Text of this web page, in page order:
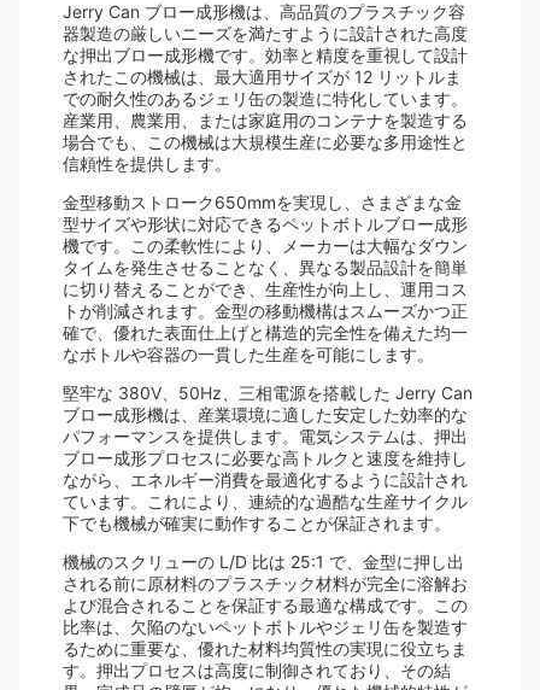
Jerry Can ブロー成形機は、高品質のプラスチック容
器製造の厳しいニーズを満たすように設計された高度
な押出ブロー成形機です。効率と精度を重視して設計
されたこの機械は、最大適用サイズが 12 リットルま
での耐久性のあるジェリ缶の製造に特化しています。
産業用、農業用、または家庭用のコンテナを製造する
場合でも、この機械は大規模生産に必要な多用途性と
信頼性を提供します。
金型移動ストローク650mmを実現し、さまざまな金
型サイズや形状に対応できるペットボトルブロー成形
機です。この柔軟性により、メーカーは大幅なダウン
タイムを発生させることなく、異なる製品設計を簡単
に切り替えることができ、生産性が向上し、運用コス
トが削減されます。金型の移動機構はスムーズかつ正
確で、優れた表面仕上げと構造的完全性を備えた均一
なボトルや容器の一貫した生産を可能にします。
堅牢な 380V、50Hz、三相電源を搭載した Jerry Can
ブロー成形機は、産業環境に適した安定した効率的な
パフォーマンスを提供します。電気システムは、押出
ブロー成形プロセスに必要な高トルクと速度を維持し
ながら、エネルギー消費を最適化するように設計され
ています。これにより、連続的な過酷な生産サイクル
下でも機械が確実に動作することが保証されます。
機械のスクリューの L/D 比は 25:1 で、金型に押し出
される前に原材料のプラスチック材料が完全に溶解お
よび混合されることを保証する最適な構成です。この
比率は、欠陥のないペットボトルやジェリ缶を製造す
るために重要な、優れた材料均質性の実現に役立ちま
す。押出プロセスは高度に制御されており、その結